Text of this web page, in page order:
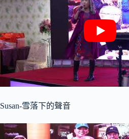
Susan-雪落下的聲音